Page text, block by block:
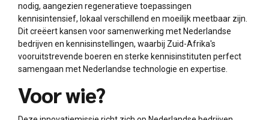
nodig, aangezien regeneratieve toepassingen
kennisintensief, lokaal verschillend en moeilijk meetbaar zijn.
Dit creëert kansen voor samenwerking met Nederlandse
bedrijven en kennisinstellingen, waarbij Zuid-Afrika's
vooruitstrevende boeren en sterke kennisinstituten perfect
samengaan met Nederlandse technologie en expertise.
Voor wie?